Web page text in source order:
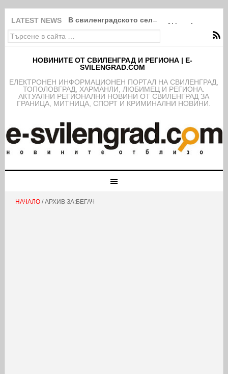
LATEST NEWS В свиленградското село Студена
НОВИНИТЕ ОТ СВИЛЕНГРАД И РЕГИОНА | E-
SVILENGRAD.COM
EЛЕКТРОНЕН ИНФОРМАЦИОНЕН ПОРТАЛ НА СВИЛЕНГРАД,
ТОПОЛОВГРАД, ХАРМАНЛИ, ЛЮБИМЕЦ И РЕГИОНА.
АКТУАЛНИ РЕГИОНАЛНИ НОВИНИ ОТ СВИЛЕНГРАД ЗА
ГРАНИЦА, МИТНИЦА, СПОРТ И КРИМИНАЛНИ НОВИНИ.
НАЧАЛО/ АРХИВ ЗА:БЕГАЧ